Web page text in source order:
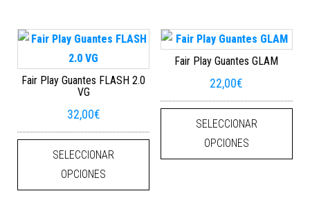
Fair Play Guantes FLASH 2.0
VG
32,00€
SELECCIONAR
OPCIONES
Este producto tiene múltiples
Fair Play Guantes GLAM
22,00€
SELECCIONAR
OPCIONES